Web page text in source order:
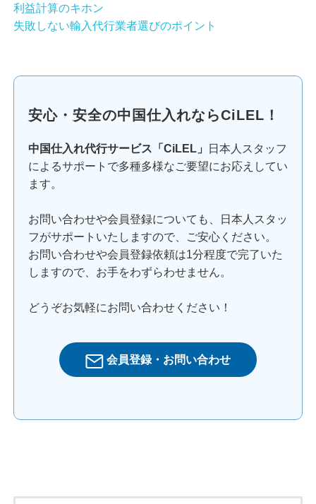
利益計算のキホン
失敗しない輸入代行業者選びのポイント
安心・安全の中国仕入れならCiLEL！
中国仕入れ代行サービス「CiLEL」
日本人スタッフ
によるサポートで多種多様なご要望にお応えしてい
ます。
お問い合わせや会員登録についても、日本人スタッ
フがサポートいたしますので、ご安心ください。
お問い合わせや会員登録依頼は1分程度で完了いた
しますので、お手をわずらわせません。
どうぞお気軽にお問い合わせください！
会員登録・お問い合わせ